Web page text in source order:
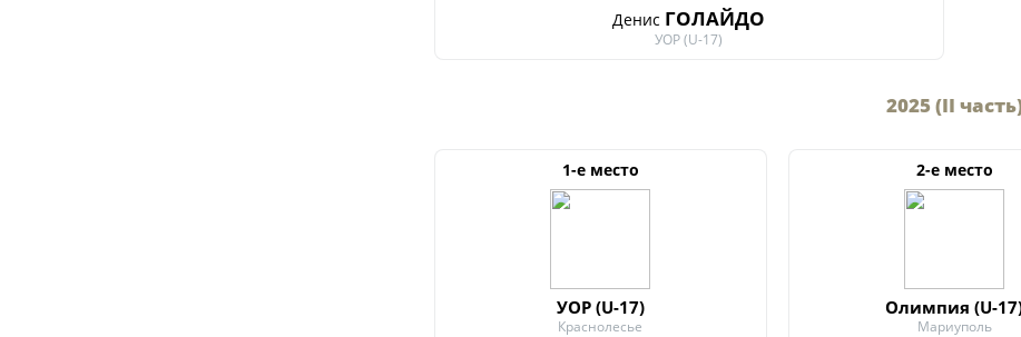
Денис ГОЛАЙДО
УОР (U-17)
2025 (II
1-е место
УОР (U-17)
Краснолесье
2-е место
Олимпия (U-
Мариуполь